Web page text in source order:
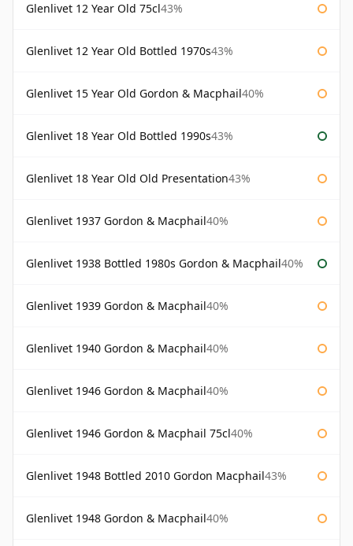
Glenlivet 12 Year Old 75cl43%
Glenlivet 12 Year Old Bottled 1970s43%
Glenlivet 15 Year Old Gordon & Macphail40%
Glenlivet 18 Year Old Bottled 1990s43%
Glenlivet 18 Year Old Old Presentation43%
Glenlivet 1937 Gordon & Macphail40%
Glenlivet 1938 Bottled 1980s Gordon & Macphail40%
Glenlivet 1939 Gordon & Macphail40%
Glenlivet 1940 Gordon & Macphail40%
Glenlivet 1946 Gordon & Macphail40%
Glenlivet 1946 Gordon & Macphail 75cl40%
Glenlivet 1948 Bottled 2010 Gordon Macphail43%
Glenlivet 1948 Gordon & Macphail40%